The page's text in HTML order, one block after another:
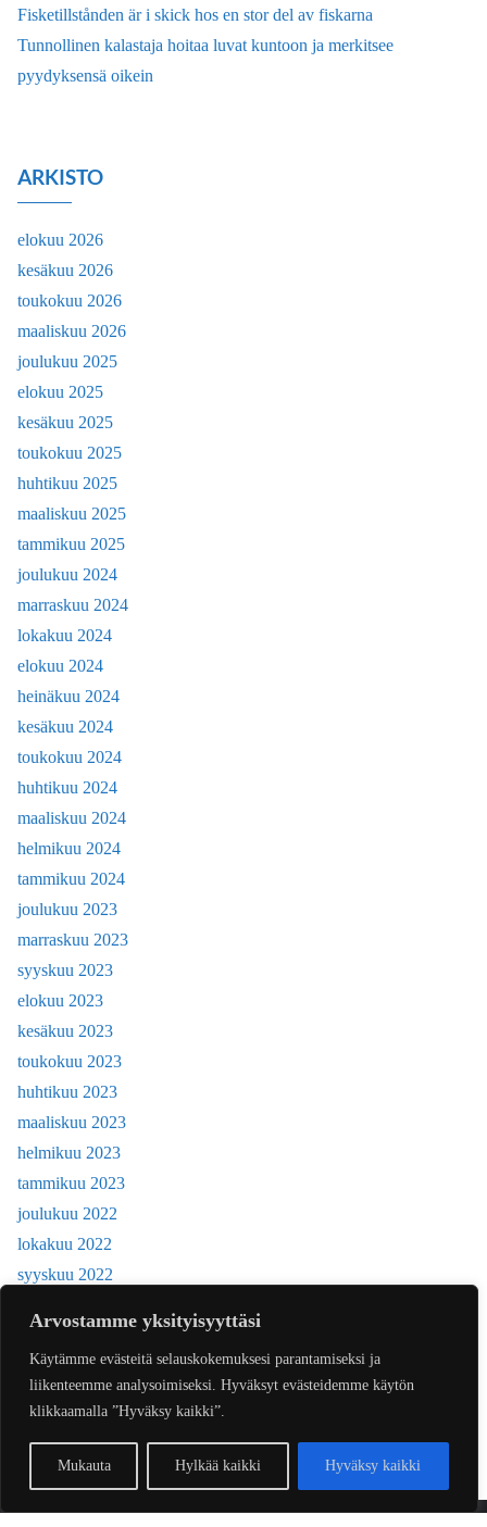
Arvostamme yksityisyyttäsi
Käytämme evästeitä selauskokemuksesi parantamiseksi ja
liikenteemme analysoimiseksi. Hyväksyt evästeidemme käytön
klikkaamalla ”Hyväksy kaikki”.
Mukauta Hylkää kaikki Hyväksy kaikki
Fisketillstånden är i skick hos en stor del av fiskarna
Tunnollinen kalastaja hoitaa luvat kuntoon ja merkitsee
pyydyksensä oikein
ARKISTO
elokuu 2026
kesäkuu 2026
toukokuu 2026
maaliskuu 2026
joulukuu 2025
elokuu 2025
kesäkuu 2025
toukokuu 2025
huhtikuu 2025
maaliskuu 2025
tammikuu 2025
joulukuu 2024
marraskuu 2024
lokakuu 2024
elokuu 2024
heinäkuu 2024
kesäkuu 2024
toukokuu 2024
huhtikuu 2024
maaliskuu 2024
helmikuu 2024
tammikuu 2024
joulukuu 2023
marraskuu 2023
syyskuu 2023
elokuu 2023
kesäkuu 2023
toukokuu 2023
huhtikuu 2023
maaliskuu 2023
helmikuu 2023
tammikuu 2023
joulukuu 2022
lokakuu 2022
syyskuu 2022
huhtikuu 2022
joulukuu 2018